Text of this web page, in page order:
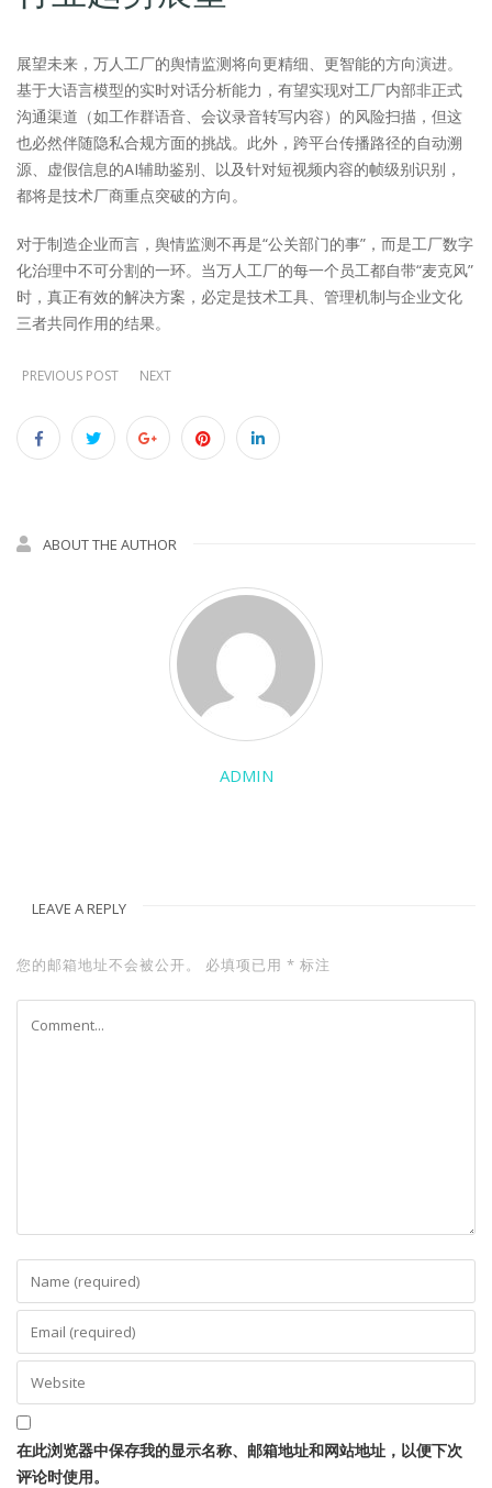
展望未来，万人工厂的舆情监测将向更精细、更智能的方向演进。
基于大语言模型的实时对话分析能力，有望实现对工厂内部非正式
沟通渠道（如工作群语音、会议录音转写内容）的风险扫描，但这
也必然伴随隐私合规方面的挑战。此外，跨平台传播路径的自动溯
源、虚假信息的AI辅助鉴别、以及针对短视频内容的帧级别识别，
都将是技术厂商重点突破的方向。
对于制造企业而言，舆情监测不再是“公关部门的事”，而是工厂数字
化治理中不可分割的一环。当万人工厂的每一个员工都自带“麦克风”
时，真正有效的解决方案，必定是技术工具、管理机制与企业文化
三者共同作用的结果。
PREVIOUS POST NEXT
ABOUT THE AUTHOR
ADMIN
LEAVE A REPLY
您的邮箱地址不会被公开。 必填项已用 * 标注
在此浏览器中保存我的显示名称、邮箱地址和网站地址，以便下次
评论时使用。